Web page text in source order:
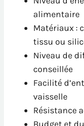
alimentaire
Matériaux :
tissu ou
Niveau de
conseillée
Facilité
vaisselle
Résistance